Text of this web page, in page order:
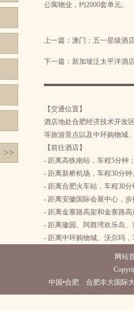
>>
公寓物业，约2000套单元。
上一篇： 澳门：五一星级酒
下一篇： 新加坡泛太平洋酒
【交通位置】
酒店地处合肥经济技术开发
等旅游景点以及中环购物城
【前往酒店】
- 距离高铁南站，车程5分钟
- 距离新桥机场，车程30分钟
- 距离合肥火车站，车程30分
- 距离安徽国际会展中心，步
- 距离金寨路高架和金寨路
- 距离徽园、阿酋湾欢乐岛
- 距离中环购物城、沃尔玛，
网站
中国•合肥 合肥丰大国际大